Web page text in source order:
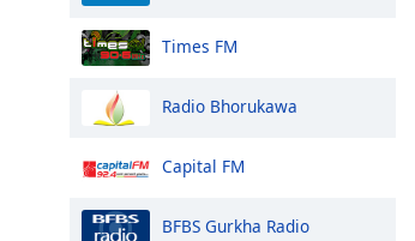
Times FM
Radio Bhorukawa
Capital FM
BFBS Gurkha Radio